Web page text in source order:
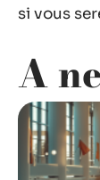
si vous
A